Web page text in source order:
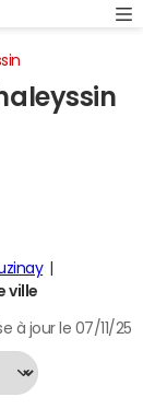
ville
à jour le 07/11/25